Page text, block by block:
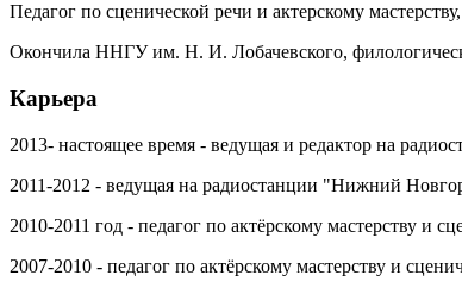
Педагог по сценической речи и актерскому
Окончила ННГУ им. Н. И. Лобачевского,
Карьера
2013- настоящее время - ведущая и редактор на
2011-2012 - ведущая на радиостанции
2010-2011 год - педагог по актёрскому мастерству и
2007-2010 - педагог по актёрскому мастерству и